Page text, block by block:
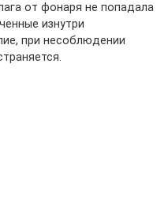
от фонаря не попадала
изнутри
при несоблюдении